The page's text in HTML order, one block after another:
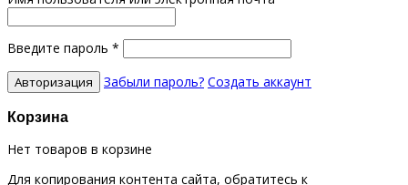
Введите пароль *
Забыли пароль? Создать аккаунт
Корзина
Нет товаров в корзине
Для копирования контента сайта, обратитесь к